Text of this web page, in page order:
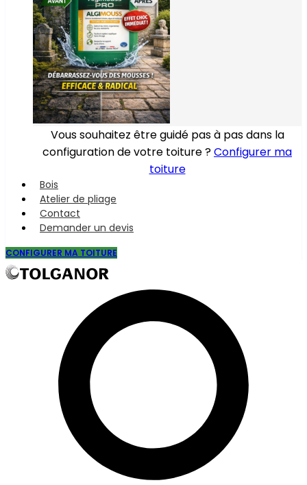
Vous souhaitez être guidé pas à pas dans la
configuration de votre toiture ?Configurer ma
toiture
Bois
Atelier de pliage
Contact
Demander un devis
CONFIGURER MA TOITURE